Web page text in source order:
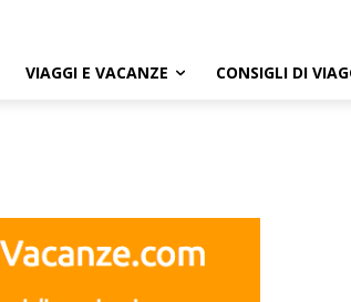
VIAGGI E VACANZE CONSIGLI DI